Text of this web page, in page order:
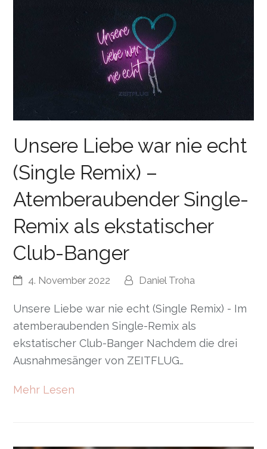
Unsere Liebe war nie echt
(Single Remix) –
Atemberaubender Single-
Remix als ekstatischer
Club-Banger
4. November 2022 Daniel Troha
Unsere Liebe war nie echt (Single Remix) - Im
atemberaubenden Single-Remix als
ekstatischer Club-Banger Nachdem die drei
Ausnahmesänger von ZEITFLUG…
Mehr Lesen